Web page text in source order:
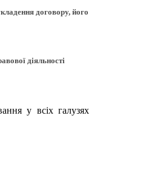
договору, його
діяльності
у всіх галузях